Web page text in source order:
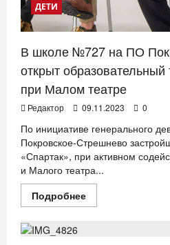
ДЕТИ
В школе №727 на ПО
открыт
при Малом театре
Редактор 09.11.2023 0
По инициативе генерального
Покровское-Стрешнево
«Спартак», при активном
и Малого театра...
ПодробнееПрочитать
больше